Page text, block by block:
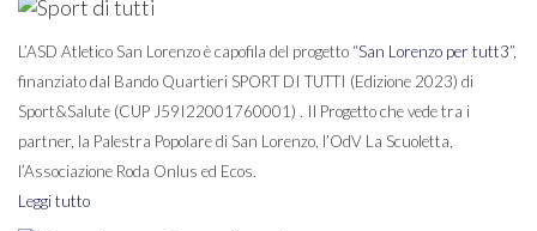
L’ASD Atletico San Lorenzo è capofila del progetto “San Lorenzo per tutt3”,
finanziato dal Bando Quartieri SPORT DI TUTTI (Edizione 2023) di
Sport&Salute (CUP J59I22001760001) . Il Progetto che vede tra i
partner, la Palestra Popolare di San Lorenzo, l’OdV La Scuoletta,
l’Associazione Roda Onlus ed Ecos.
Leggi tutto